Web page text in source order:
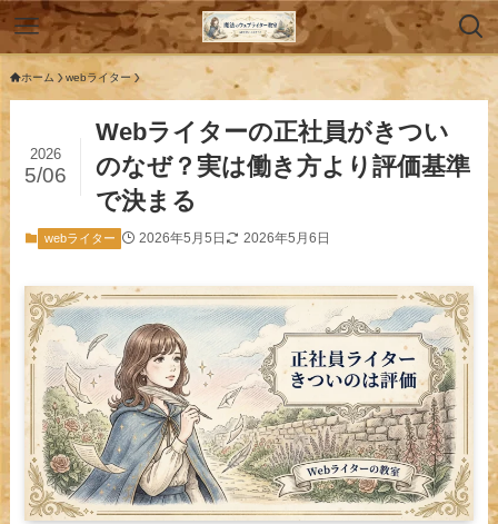
ホーム webライター
Webライターの正社員がきつい
のなぜ？実は働き方より評価基準
で決まる
2026
5/06
webライター 2026年5月5日 2026年5月6日